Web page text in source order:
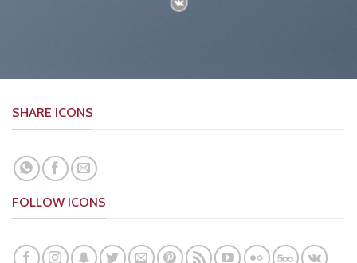
SHARE ICONS
FOLLOW ICONS